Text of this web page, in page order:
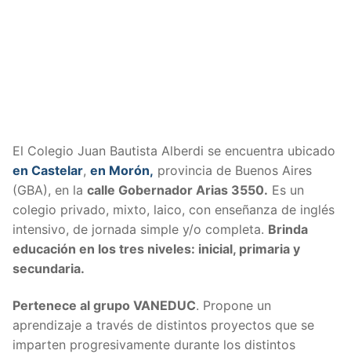
El Colegio Juan Bautista Alberdi se encuentra ubicado
en Castelar, en Morón, provincia de Buenos Aires
(GBA), en la calle Gobernador Arias 3550. Es un
colegio privado, mixto, laico, con enseñanza de inglés
intensivo, de jornada simple y/o completa. Brinda
educación en los tres niveles: inicial, primaria y
secundaria.
Pertenece al grupo VANEDUC. Propone un
aprendizaje a través de distintos proyectos que se
imparten progresivamente durante los distintos